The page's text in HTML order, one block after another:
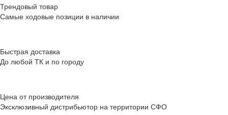
Трендовый товар
Самые ходовые позиции в наличии
Быстрая доставка
До любой ТК и по городу
Цена от производителя
Эксклюзивный дистрибьютор на территории СФО